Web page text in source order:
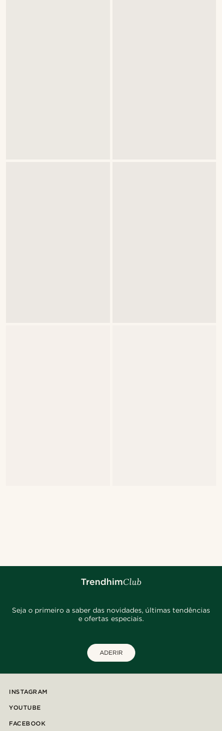
Seja o primeiro a saber das novidades, últimas tendências
e ofertas especiais.
ADERIR
INSTAGRAM
YOUTUBE
FACEBOOK